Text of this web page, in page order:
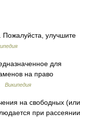
Пожалуйста, улучшите
для
на право
Википедия
на свободных (или
при рассеянии